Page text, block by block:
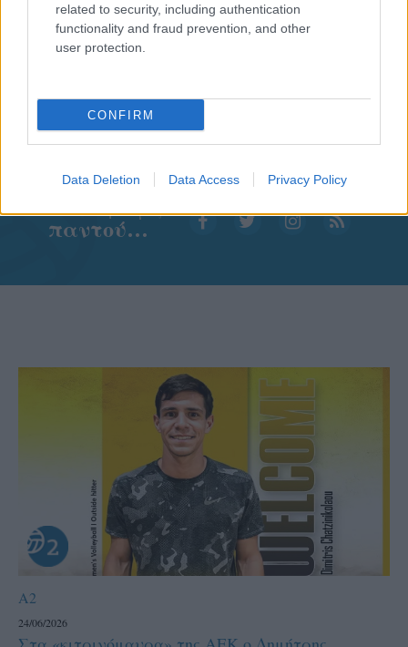
related to security, including authentication
functionality and fraud prevention, and other
user protection.
CONFIRM
Data Deletion Data Access Privacy Policy
Aκολουθήστε μας
παντού…
A2
24/06/2026